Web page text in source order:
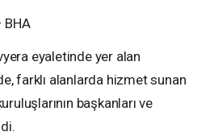
BHA
eyaletinde yer alan
farklı alanlarda hizmet sunan
başkanları ve